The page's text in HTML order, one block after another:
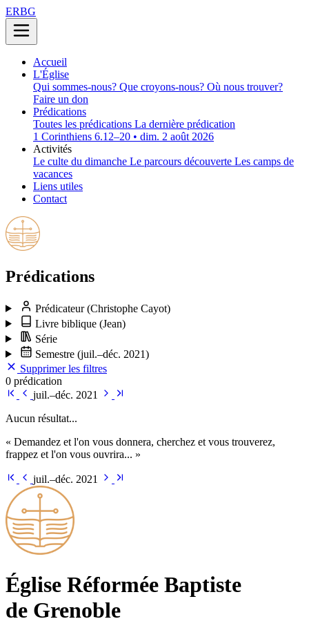
ERBG
Accueil
L'Église
Qui sommes-nous? Que croyons-nous? Où nous trouver?
Faire un don
Prédications
Toutes les prédications La dernière prédication
1 Corinthiens 6.12–20 • dim. 2 août 2026
Activités
Le culte du dimanche Le parcours découverte Les camps de
vacances
Liens utiles
Contact
Prédications
Prédicateur(Christophe Cayot)
Livre biblique (Jean)
Série
Semestre (juil.–déc. 2021)
Supprimer les filtres
0 prédication
juil.–déc. 2021
Aucun résultat...
« Demandez et l'on vous donnera, cherchez et vous trouverez,
frappez et l'on vous ouvrira... »
juil.–déc. 2021
Église Ré­for­mée Bap­tiste
de Grenoble